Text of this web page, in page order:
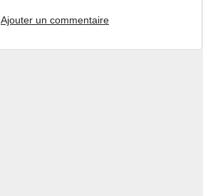
Ajouter un commentaire